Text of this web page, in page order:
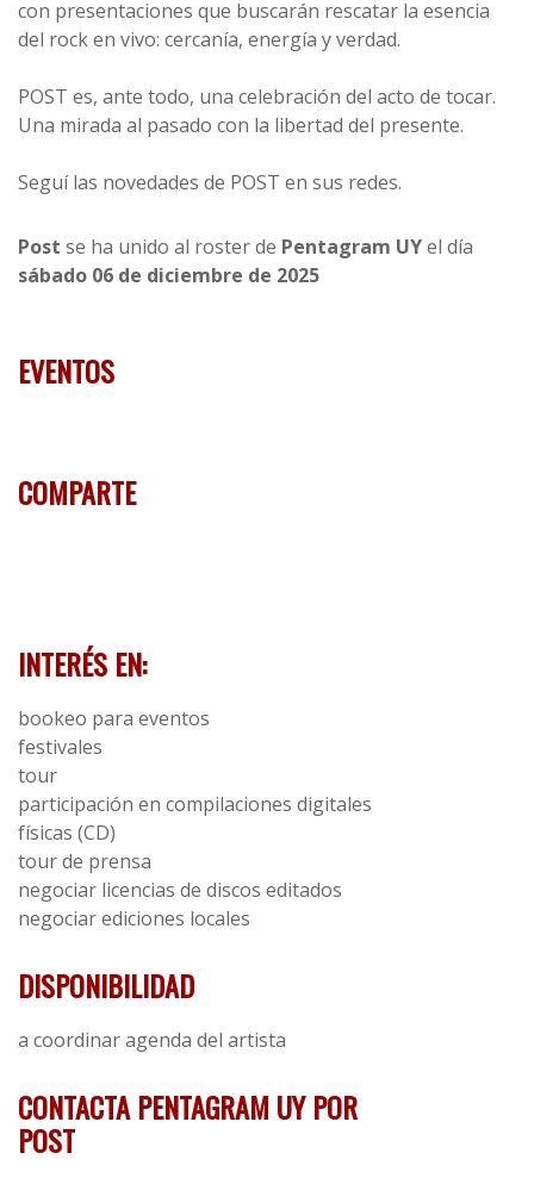
con presentaciones que buscarán rescatar la esencia
del rock en vivo: cercanía, energía y verdad.
POST es, ante todo, una celebración del acto de tocar.
Una mirada al pasado con la libertad del presente.
Seguí las novedades de POST en sus redes.
Post se ha unido al roster de Pentagram UYel día
sábado 06 de diciembre de 2025
EVENTOS
COMPARTE
INTERÉS EN:
bookeo para eventos
festivales
tour
participación en compilaciones digitales
físicas (CD)
tour de prensa
negociar licencias de discos editados
negociar ediciones locales
DISPONIBILIDAD
a coordinar agenda del artista
CONTACTA PENTAGRAM UY POR
POST